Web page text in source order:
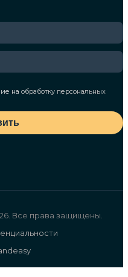
наобработку персональных
Все права защищены.